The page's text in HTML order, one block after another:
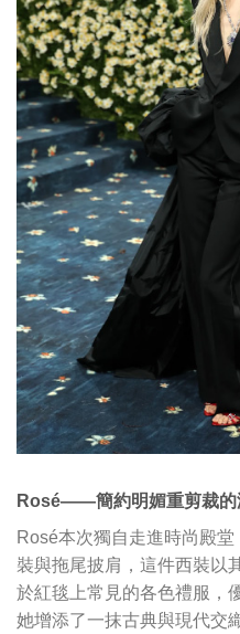
Rosé——簡約明媚重剪裁的
Rosé本次獨自走進時尚殿
裝與拖尾披肩，這件西裝以
於紅毯上常見的各色禮服，
她增添了一抹古典與現代交